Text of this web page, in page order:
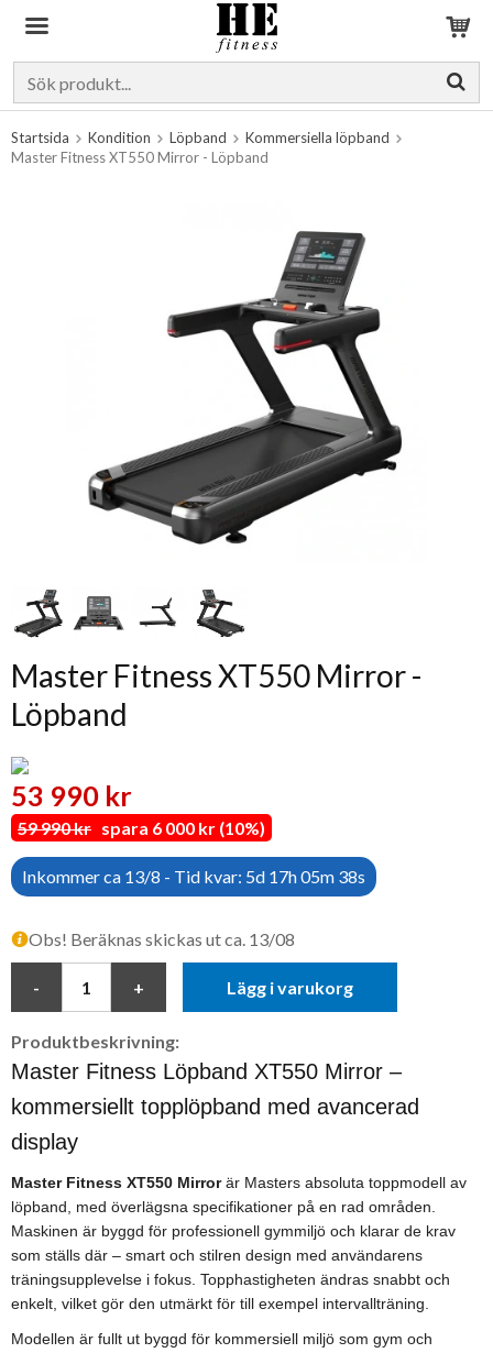
Startsida Kondition Löpband
Kommersiella löpband
Master Fitness XT550 Mirror - Löpband
Master Fitness XT550 Mirror -
Löpband
53 990 kr
59 990 kr spara 6 000 kr (10%)
Inkommer ca 13/8 - Tid kvar: 5d 17h 05m 37s
Obs! Beräknas skickas ut ca. 13/08
Lägg i varukorg
Produktbeskrivning:
Master Fitness Löpband XT550 Mirror –
kommersiellt topplöpband med avancerad
display
Master Fitness XT550 Mirrorär Masters absoluta toppmodell av
löpband, med överlägsna specifikationer på en rad områden.
Maskinen är byggd för professionell gymmiljö och klarar de krav
som ställs där – smart och stilren design med användarens
träningsupplevelse i fokus. Topphastigheten ändras snabbt och
enkelt, vilket gör den utmärkt för till exempel intervallträning.
Modellen är fullt ut byggd för kommersiell miljö som gym och